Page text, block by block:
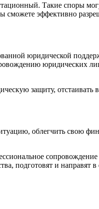
Такие споры
эффективно
юридической
юридических
защиту, отстаивать
облегчить свою
подготовят и направят